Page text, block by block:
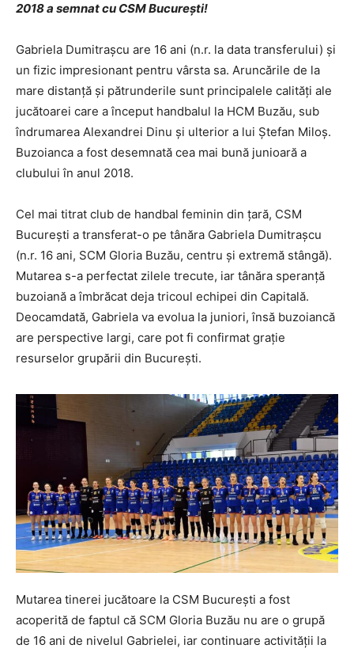
2018 a semnat cu CSM București!
Gabriela Dumitraşcu are 16 ani (n.r. la data transferului) și
un fizic impresionant pentru vârsta sa. Aruncările de la
mare distanță și pătrunderile sunt principalele calități ale
jucătoarei care a început handbalul la HCM Buzău, sub
îndrumarea Alexandrei Dinu și ulterior a lui Ștefan Miloș.
Buzoianca a fost desemnată cea mai bună junioară a
clubului în anul 2018.
Cel mai titrat club de handbal feminin din țară, CSM
București a transferat-o pe tânăra Gabriela Dumitrașcu
(n.r. 16 ani, SCM Gloria Buzău, centru și extremă stângă).
Mutarea s-a perfectat zilele trecute, iar tânăra speranță
buzoiană a îmbrăcat deja tricoul echipei din Capitală.
Deocamdată, Gabriela va evolua la juniori, însă buzoiancă
are perspective largi, care pot fi confirmat grație
resurselor grupării din București.
Mutarea tinerei jucătoare la CSM București a fost
acoperită de faptul că SCM Gloria Buzău nu are o grupă
de 16 ani de nivelul Gabrielei, iar continuare activității la